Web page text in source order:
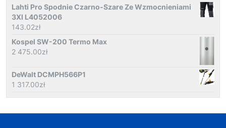
Lahti Pro Spodnie Czarno-Szare Ze Wzmocnieniami
3Xl L4052006
143.02zł
Kospel SW-200 Termo Max
2 475.00zł
DeWalt DCMPH566P1
1 317.00zł